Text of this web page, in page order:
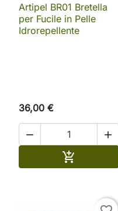
Artipel BR01 Bretella
per Fucile in Pelle
Idrorepellente
36,00 €
 
